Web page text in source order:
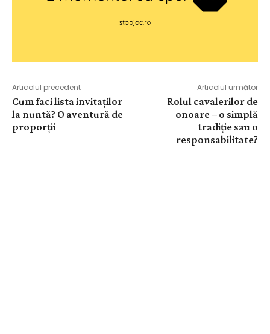
Articolul precedent
Cum faci lista invitaților
la nuntă? O aventură de
proporții
Articolul următor
Rolul cavalerilor de
onoare – o simplă
tradiție sau o
responsabilitate?